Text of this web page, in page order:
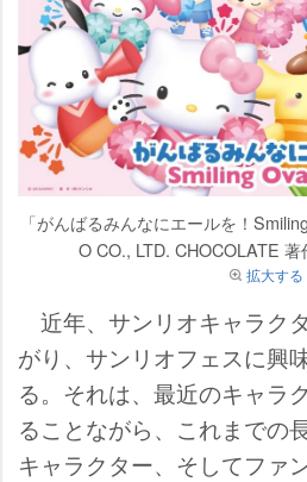
「がんばるみんなにエールを！
O CO., LTD. CHOCOLATE
拡大する
近年、サンリオキャラク
がり、サンリオフェスに興
る。それは、最近のキャラ
ることながら、これまでの
キャラクター、そしてファ